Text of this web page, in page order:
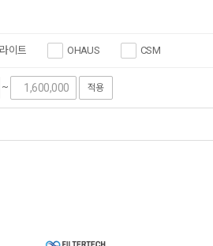
이트 OHAUS CSM
~ 적용